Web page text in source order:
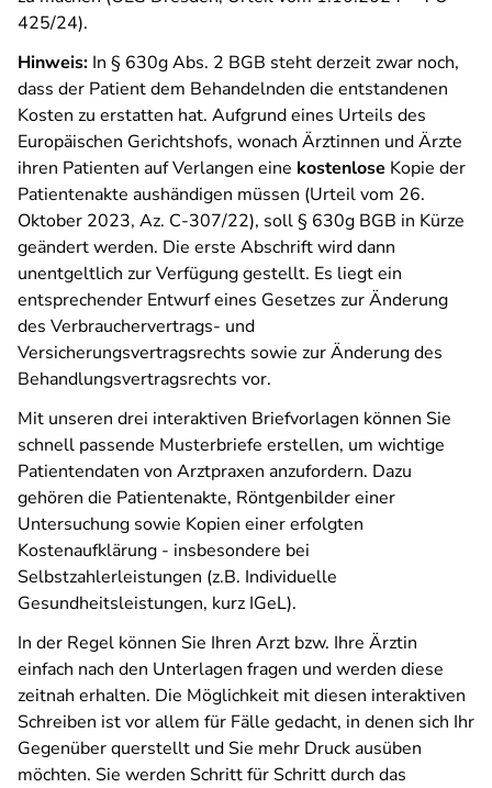
425/24).
Hinweis: In § 630g Abs. 2 BGB steht derzeit zwar noch,
dass der Patient dem Behandelnden die entstandenen
Kosten zu erstatten hat. Aufgrund eines Urteils des
Europäischen Gerichtshofs, wonach Ärztinnen und Ärzte
ihren Patienten auf Verlangen eine kostenlose Kopie der
Patientenakte aushändigen müssen (Urteil vom 26.
Oktober 2023, Az. C-307/22), soll § 630g BGB in Kürze
geändert werden. Die erste Abschrift wird dann
unentgeltlich zur Verfügung gestellt. Es liegt ein
entsprechender Entwurf eines Gesetzes zur Änderung
des Verbrauchervertrags- und
Versicherungsvertragsrechts sowie zur Änderung des
Behandlungsvertragsrechts vor.
Mit unseren drei interaktiven Briefvorlagen können Sie
schnell passende Musterbriefe erstellen, um wichtige
Patientendaten von Arztpraxen anzufordern. Dazu
gehören die Patientenakte, Röntgenbilder einer
Untersuchung sowie Kopien einer erfolgten
Kostenaufklärung - insbesondere bei
Selbstzahlerleistungen (z.B. Individuelle
Gesundheitsleistungen, kurz IGeL).
In der Regel können Sie Ihren Arzt bzw. Ihre Ärztin
einfach nach den Unterlagen fragen und werden diese
zeitnah erhalten. Die Möglichkeit mit diesen interaktiven
Schreiben ist vor allem für Fälle gedacht, in denen sich Ihr
Gegenüber querstellt und Sie mehr Druck ausüben
möchten. Sie werden Schritt für Schritt durch das